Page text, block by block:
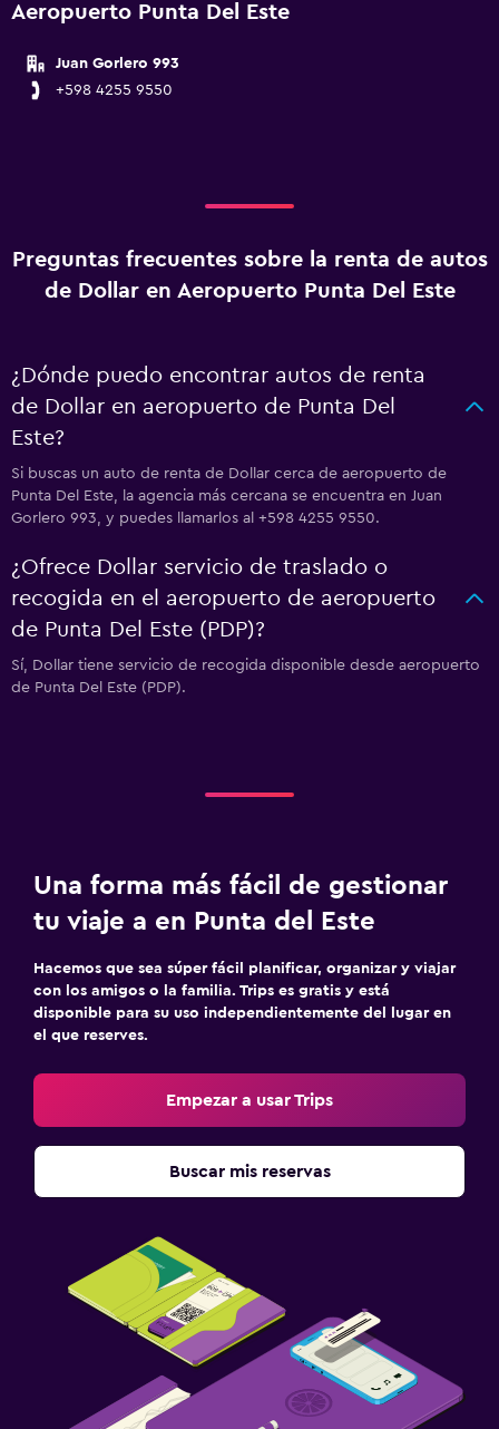
Aeropuerto Punta Del Este
Juan Gorlero 993
+598 4255 9550
Preguntas frecuentes sobre la renta de autos
de Dollar en Aeropuerto Punta Del Este
¿Dónde puedo encontrar autos de renta
de Dollar en aeropuerto de Punta Del
Este?
Si buscas un auto de renta de Dollar cerca de aeropuerto de
Punta Del Este, la agencia más cercana se encuentra en Juan
Gorlero 993, y puedes llamarlos al +598 4255 9550.
¿Ofrece Dollar servicio de traslado o
recogida en el aeropuerto de aeropuerto
de Punta Del Este (PDP)?
Sí, Dollar tiene servicio de recogida disponible desde aeropuerto
de Punta Del Este (PDP).
Una forma más fácil de gestionar
tu viaje a en Punta del Este
Hacemos que sea súper fácil planificar, organizar y viajar
con los amigos o la familia. Trips es gratis y está
disponible para su uso independientemente del lugar en
el que reserves.
Empezar a usar Trips
Buscar mis reservas